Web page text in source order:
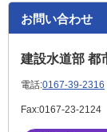
お問い合わせ
建設水道部 都
電話:0167-39-2316
Fax:0167-23-2124